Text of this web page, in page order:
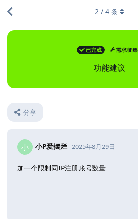
已完成 需求征集
功能建议
分享
2 / 4 条
小 小P爱摆烂 2025年8月29日
加一个限制同IP注册账号数量